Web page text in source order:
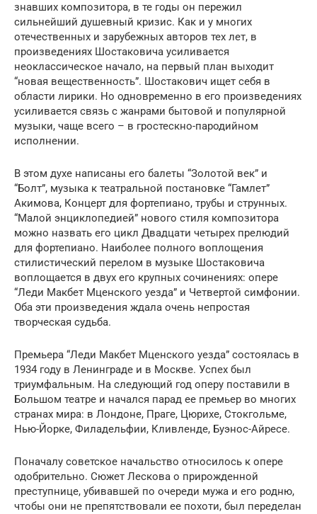
знавших композитора, в те годы он пережил
сильнейший душевный кризис. Как и у многих
отечественных и зарубежных авторов тех лет, в
произведениях Шостаковича усиливается
неоклассическое начало, на первый план выходит
“новая вещественность”. Шостакович ищет себя в
области лирики. Но одновременно в его произведениях
усиливается связь с жанрами бытовой и популярной
музыки, чаще всего – в гростескно-пародийном
исполнении.
В этом духе написаны его балеты “Золотой век” и
“Болт”, музыка к театральной постановке “Гамлет”
Акимова, Концерт для фортепиано, трубы и струнных.
“Малой энциклопедией” нового стиля композитора
можно назвать его цикл Двадцати четырех прелюдий
для фортепиано. Наиболее полного воплощения
стилистический перелом в музыке Шостаковича
воплощается в двух его крупных сочинениях: опере
“Леди Макбет Мценского уезда” и Четвертой симфонии.
Оба эти произведения ждала очень непростая
творческая судьба.
Премьера “Леди Макбет Мценского уезда” состоялась в
1934 году в Ленинграде и в Москве. Успех был
триумфальным. На следующий год оперу поставили в
Большом театре и начался парад ее премьер во многих
странах мира: в Лондоне, Праге, Цюрихе, Стокгольме,
Нью-Йорке, Филадельфии, Кливленде, Буэнос-Айресе.
Поначалу советское начальство относилось к опере
одобрительно. Сюжет Лескова о прирожденной
преступнице, убивавшей по очереди мужа и его родню,
чтобы они не препятствовали ее похоти, был переделан